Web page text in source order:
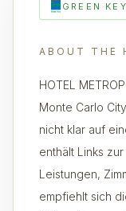
GREEN KEY
ABOUT THE
HOTEL
Monte Carlo
nicht klar auf
enthält Links
Leistungen,
empfiehlt sich